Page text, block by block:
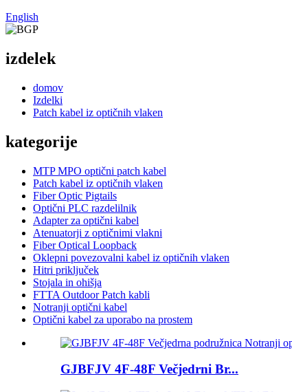
English
izdelek
domov
Izdelki
Patch kabel iz optičnih vlaken
kategorije
MTP MPO optični patch kabel
Patch kabel iz optičnih vlaken
Fiber Optic Pigtails
Optični PLC razdelilnik
Adapter za optični kabel
Atenuatorji z optičnimi vlakni
Fiber Optical Loopback
Oklepni povezovalni kabel iz optičnih vlaken
Hitri priključek
Stojala in ohišja
FTTA Outdoor Patch kabli
Notranji optični kabel
Optični kabel za uporabo na prostem
GJBFJV 4F-48F Večjedrni Br...